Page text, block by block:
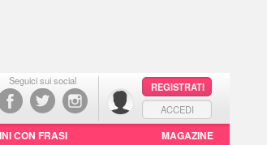
Seguici sui social
REGISTRATI
ACCEDI
CON FRASI
MAGAZINE